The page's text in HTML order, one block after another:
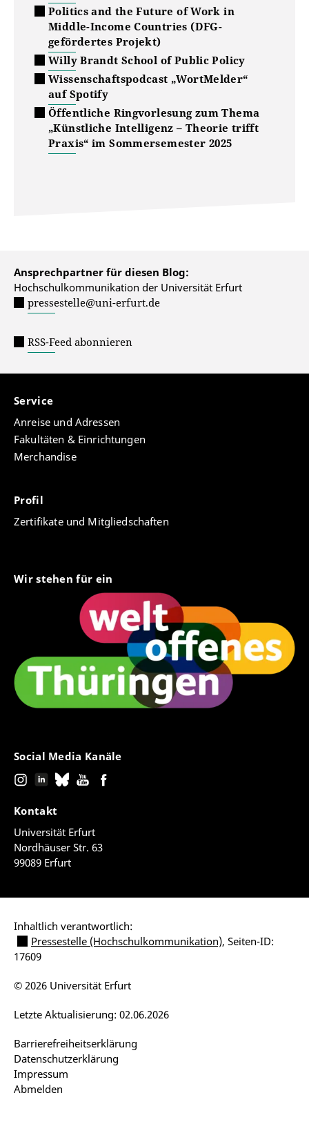
Politics and the Future of Work in
Middle-Income Countries (DFG-
gefördertes Projekt)
Willy Brandt School of Public Policy
Wissenschaftspodcast „WortMelder“
auf Spotify
Öffentliche Ringvorlesung zum Thema
„Künstliche Intelligenz – Theorie trifft
Praxis“ im Sommersemester 2025
Ansprechpartner für diesen Blog:
Hochschulkommunikation der Universität Erfurt
pressestelle@uni-erfurt.de
RSS-Feed abonnieren
Service
Anreise und Adressen
Fakultäten & Einrichtungen
Merchandise
Profil
Zertifikate und Mitgliedschaften
Wir stehen für ein
Social Media Kanäle
Kontakt
Universität Erfurt
Nordhäuser Str. 63
99089 Erfurt
Inhaltlich verantwortlich:
Pressestelle (Hochschulkommunikation), Seiten-ID:
17609
Barrierefreiheitserklärung
Datenschutzerklärung
Impressum
Abmelden
Letzte Aktualisierung: 02.06.2026
© 2026 Universität Erfurt